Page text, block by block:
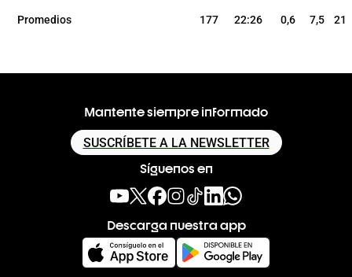
Promedios 177 22:26 0,6 7,5 21
Mantente siempre informado
SUSCRÍBETE A LA NEWSLETTER
Síguenos en
Descarga nuestra app